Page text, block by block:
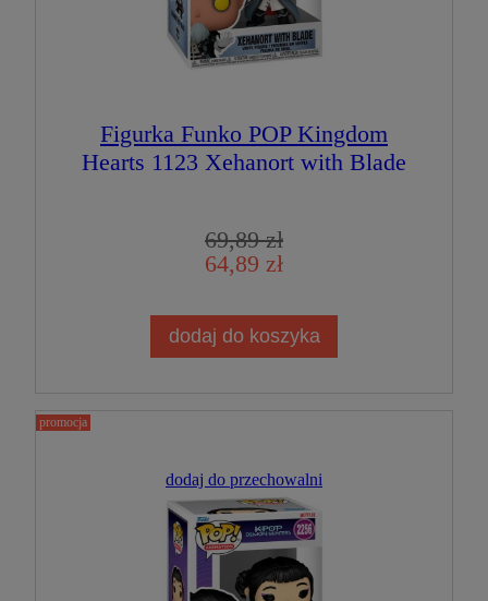
Figurka Funko POP Kingdom
Hearts 1123 Xehanort with Blade
69,89 zł
64,89 zł
dodaj do koszyka
dodaj do przechowalni
promocja